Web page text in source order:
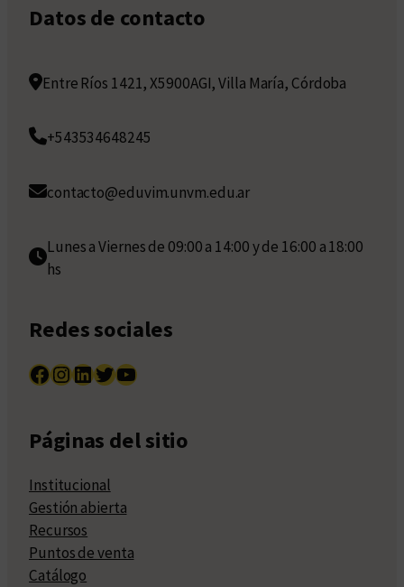
Datos de contacto
Entre Ríos 1421, X5900AGI, Villa María, Córdoba
+543534648245
contacto@eduvim.unvm.edu.ar
Lunes a Viernes de 09:00 a 14:00 y de 16:00 a 18:00
hs
Redes sociales
Facebook InstagramLinkedIn Twitter YouTube
Páginas del sitio
Institucional
Gestión abierta
Recursos
Puntos de venta
Catálogo